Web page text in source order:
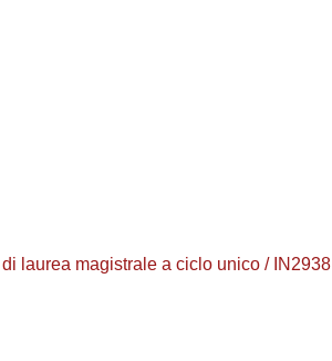
laurea magistrale a ciclo unico / IN2938